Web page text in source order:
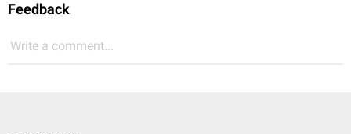
Feedback
Write a comment...